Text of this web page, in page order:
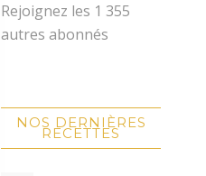
Rejoignez les 1 355
autres abonnés
NOS DERNIÈRES
RECETTES